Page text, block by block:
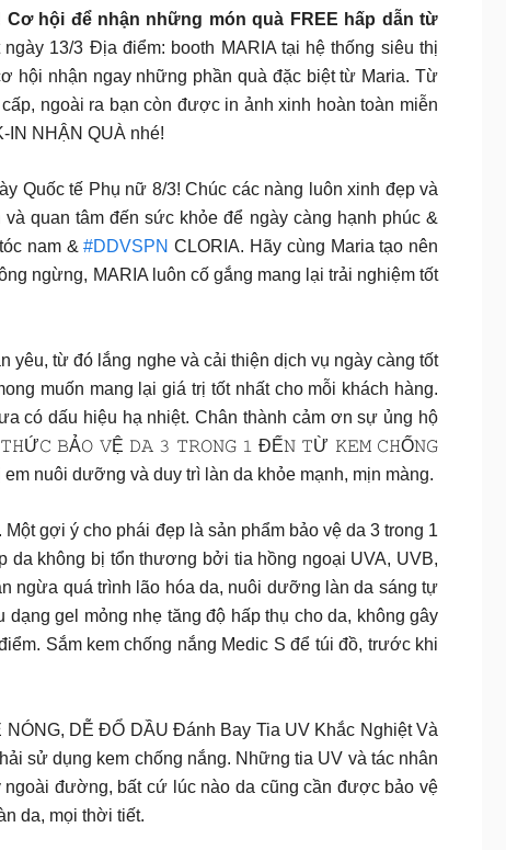
hội để nhận những món quà FREE hấp dẫn từ
13/3 Địa điểm: booth MARIA tại hệ thống siêu thị
hội nhận ngay những phần quà đặc biệt từ Maria. Từ
ngoài ra bạn còn được in ảnh xinh hoàn toàn miễn
IN NHẬN QUÀ nhé!
Quốc tế Phụ nữ 8/3! Chúc các nàng luôn xinh đẹp và
quan tâm đến sức khỏe để ngày càng hạnh phúc &
nam &#DDVSPN CLORIA. Hãy cùng Maria tạo nên
ngừng, MARIA luôn cố gắng mang lại trải nghiệm tốt
yêu, từ đó lắng nghe và cải thiện dịch vụ ngày càng tốt
muốn mang lại giá trị tốt nhất cho mỗi khách hàng.
có dấu hiệu hạ nhiệt. Chân thành cảm ơn sự ủng hộ
𝚃𝙷Ứ𝙲 𝙱Ả𝙾 𝚅Ệ 𝙳𝙰 𝟹 𝚃𝚁𝙾𝙽𝙶 𝟷 ĐẾ𝙽 𝚃Ừ 𝙺𝙴𝙼 𝙲𝙷Ố𝙽𝙶
nuôi dưỡng và duy trì làn da khỏe mạnh, mịn màng.
gợi ý cho phái đẹp là sản phẩm bảo vệ da 3 trong 1
da không bị tổn thương bởi tia hồng ngoại UVA, UVB,
ngừa quá trình lão hóa da, nuôi dưỡng làn da sáng tự
gel mỏng nhẹ tăng độ hấp thụ cho da, không gây
Sắm kem chống nắng Medic S để túi đồ, trước khi
DỄ ĐỔ DẦU Đánh Bay Tia UV Khắc Nghiệt Và
sử dụng kem chống nắng. Những tia UV và tác nhân
đường, bất cứ lúc nào da cũng cần được bảo vệ
da, mọi thời tiết.